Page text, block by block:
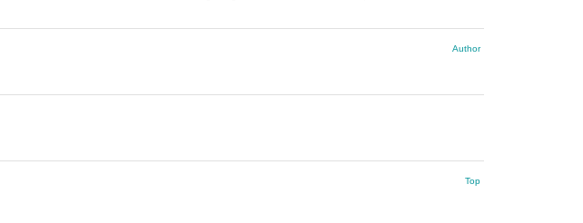
Author
Top